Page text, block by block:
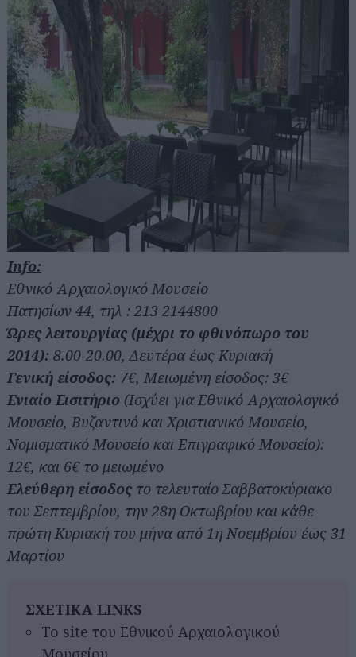
Info:
Εθνικό Αρχαιολογικό Μουσείο
Πατησίων 44, τηλ : 213 2144800
Ώρες λειτουργίας (μέχρι το φθινόπωρο του
2014): 8.00-20.00, Δευτέρα έως Κυριακή
Γενική είσοδος: 7€, Μειωμένη είσοδος: 3€
Ενιαίο Εισιτήριο (Ισχύει για Εθνικό Αρχαιολογικό
Μουσείο, Βυζαντινό και Χριστιανικό Μουσείο,
Νομισματικό Μουσείο και Επιγραφικό Μουσείο):
12€, και 6€ το μειωμένο
Ελεύθερη είσοδος το τελευταίο Σαββατοκύριακο
του Σεπτεμβρίου, την 28η Οκτωβρίου και κάθε
πρώτη Κυριακή του μήνα από 1η Νοεμβρίου έως 31
Μαρτίου
ΣΧΕΤΙΚΑ LINKS
Το site του Εθνικού Αρχαιολογικού